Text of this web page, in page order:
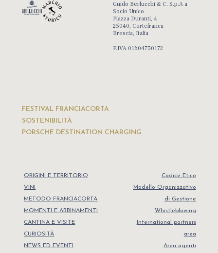
Guido Berlucchi & C. S.p.A a
Socio Unico
Piazza Duranti, 4
25040, Cortefranca
Brescia, Italia
P.IVA 01604750172
FESTIVAL FRANCIACORTA
SOSTENIBILITÀ
PORSCHE DESTINATION CHARGING
ORIGINI E TERRITORIO
VINI
METODO FRANCIACORTA
MOMENTI E ABBINAMENTI
CANTINA E VISITE
CURIOSITÀ
NEWS ED EVENTI
Codice Etico
Modello Organizzativo
di Gestione
Whistleblowing
International partners
area
Area agenti